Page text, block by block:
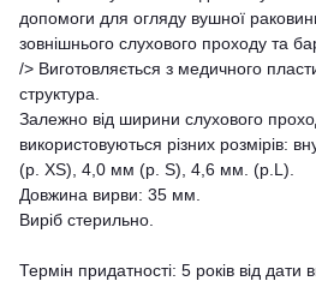
допомоги для огляду вушної
зовнішнього слухового проходу та
/> Виготовляється з медичного
структура.
Залежно від ширини слухового
використовуються різних розмірів:
(р. XS), 4,0 мм (р. S), 4,6 мм. (р.L).
Довжина вирви: 35 мм.
Виріб стерильно.
Термін придатності: 5 років від дати